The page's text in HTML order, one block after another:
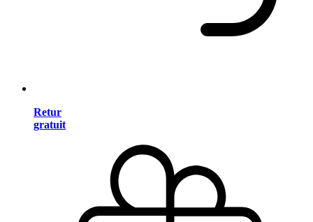
Retur
gratuit